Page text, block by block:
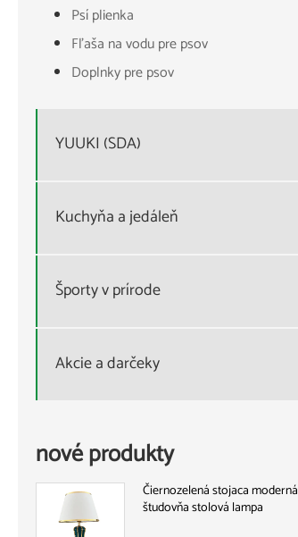
Psí plienka
Fľaša na vodu pre psov
Doplnky pre psov
YUUKI (SDA)
Kuchyňa a jedáleň
Športy v prírode
Akcie a darčeky
nové produkty
Čiernozelená stojaca moderná
študovňa stolová lampa